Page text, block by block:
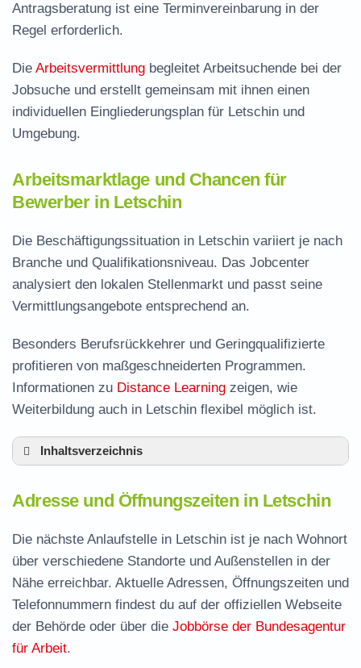
Antragsberatung ist eine Terminvereinbarung in der
Regel erforderlich.
Die Arbeitsvermittlung begleitet Arbeitsuchende bei der
Jobsuche und erstellt gemeinsam mit ihnen einen
individuellen Eingliederungsplan für Letschin und
Umgebung.
Arbeitsmarktlage und Chancen für
Bewerber in Letschin
Die Beschäftigungssituation in Letschin variiert je nach
Branche und Qualifikationsniveau. Das Jobcenter
analysiert den lokalen Stellenmarkt und passt seine
Vermittlungsangebote entsprechend an.
Besonders Berufsrückkehrer und Geringqualifizierte
profitieren von maßgeschneiderten Programmen.
Informationen zu Distance Learning zeigen, wie
Weiterbildung auch in Letschin flexibel möglich ist.
Inhaltsverzeichnis
Leistungen der Arbeitsvermittlung in Letschin
Termin vereinbaren und Bürgergeld beantragen
Jobcenter Märkisch-Oderland – zuständige
Stelle
Stellenangebote und Jobbörse in Letschin
Häufige Fragen rund ums Jobcenter
Adresse und Öffnungszeiten in Letschin
Die nächste Anlaufstelle in Letschin ist je nach Wohnort
über verschiedene Standorte und Außenstellen in der
Nähe erreichbar. Aktuelle Adressen, Öffnungszeiten und
Telefonnummern findest du auf der offiziellen Webseite
der Behörde oder über die Jobbörse der Bundesagentur
für Arbeit.